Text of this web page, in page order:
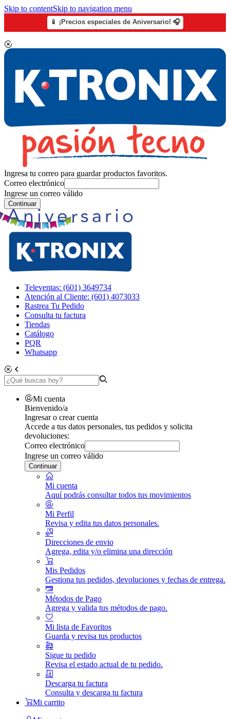
Skip to contentSkip to navigation menu
📱 ¡Precios especiales de Aniversario! 🎧
Ingresa tu correo para guardar productos favoritos.
Correo electrónico
Ingrese un correo válido
Continuar
Televentas: (601) 3649734
Atención al Cliente: (601) 4073033
Rastrea Tu Pedido
Consulta tu factura
Tiendas
Catálogo
PQR
Whatsapp
Mi cuenta
Bienvenido/a
Ingresar o crear cuenta
Accede a tus datos personales, tus pedidos y solicita
devoluciones:
Correo electrónico
Ingrese un correo válido
Continuar
Mi cuenta
Aquí podrás consultar todos tus movimientos
Mi Perfil
Revisa y edita tus datos personales.
Direcciones de envio
Agrega, edita y/o elimina una dirección
Mis Pedidos
Gestiona tus pedidos, devoluciones y fechas de entrega.
Métodos de Pago
Agrega y valida tus métodos de pago.
Mi lista de Favoritos
Guarda y revisa tus productos
Sigue tu pedido
Revisa el estado actual de tu pedido.
Descarga tu factura
Consulta y descarga tu factura
Mi carrito